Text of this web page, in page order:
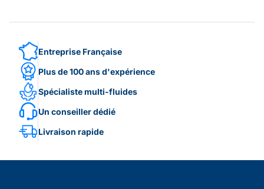
Entreprise Française
Plus de 100 ans d'expérience
Spécialiste multi-fluides
Un conseiller dédié
Livraison rapide